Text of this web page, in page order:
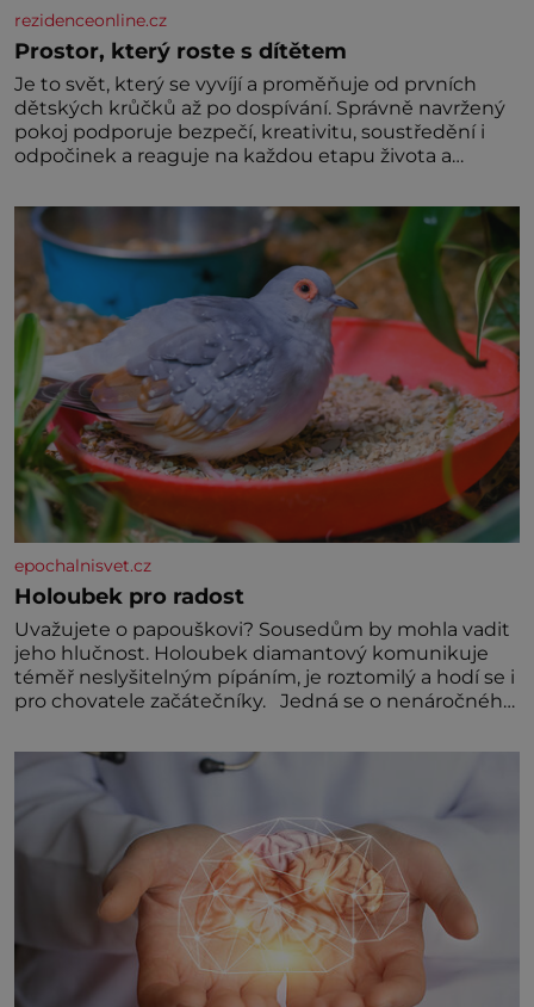
rezidenceonline.cz
Prostor, který roste s dítětem
Je to svět, který se vyvíjí a proměňuje od prvních
dětských krůčků až po dospívání. Správně navržený
pokoj podporuje bezpečí, kreativitu, soustředění i
odpočinek a reaguje na každou etapu života a
jednoduchost, měkkost a bezpečí, proto by pokoj
miminka měl působit především klidně a útulně.
Předškolní věk je
epochalnisvet.cz
Holoubek pro radost
Uvažujete o papouškovi? Sousedům by mohla vadit
jeho hlučnost. Holoubek diamantový komunikuje
téměř neslyšitelným pípáním, je roztomilý a hodí se i
pro chovatele začátečníky. Jedná se o nenáročného
Hodně času tráví na zemi, kde sbírá zbytky semínek
Jeho domovinou je prakticky celá Austrálie s
výjimkou pobřežní oblasti.